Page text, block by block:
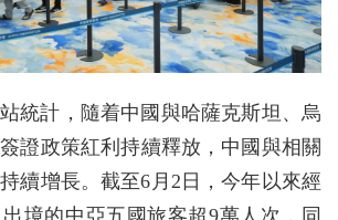
統計，隨着中國與哈薩克斯坦、烏
證政策紅利持續釋放，中國與相關
續增長。截至6月2日，今年以來經
境的中亞五國旅客超9萬人次，同